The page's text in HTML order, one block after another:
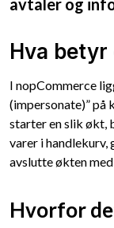
Hva betyr
I nopCommerce
(impersonate)” på
starter en slik økt,
varer i
avslutte økten med
Hvorfor